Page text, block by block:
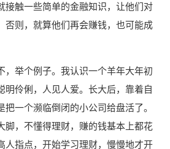
接触一些简单的金融知识，让他们对
否则，就算他们再会赚钱，也可能成
，举个例子。我认识一个羊年大年初
明伶俐，人见人爱。长大后，靠着自
把一个濒临倒闭的小公司给盘活了。
脚，不懂得理财，赚的钱基本上都花
人指点，开始学习理财，慢慢地才开